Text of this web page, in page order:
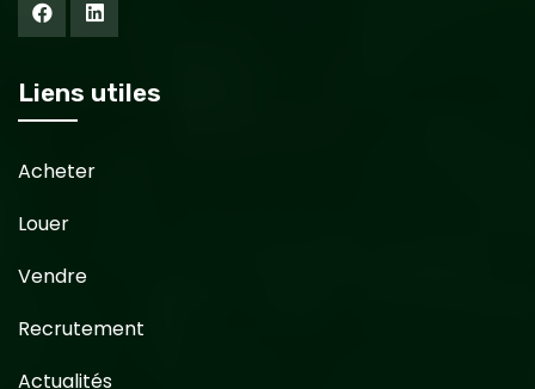
Liens utiles
Acheter
Louer
Vendre
Recrutement
Actualités